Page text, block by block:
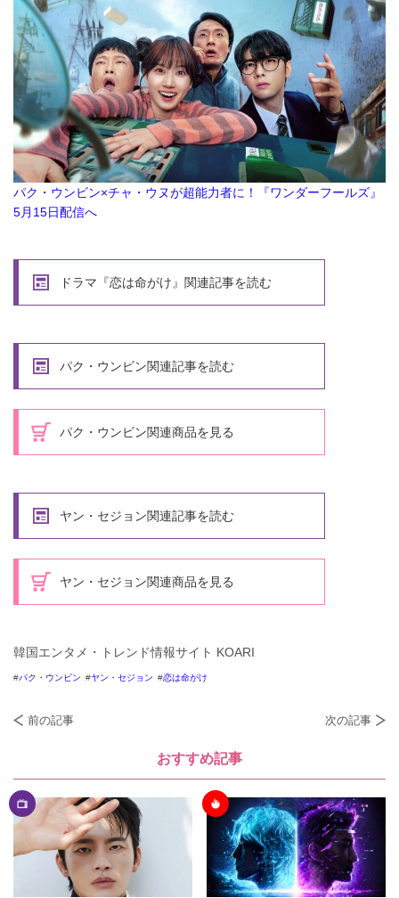
パク・ウンビン×チャ・ウヌが超能力者に！『ワンダーフールズ』
5月15日配信へ
ドラマ『恋は命がけ』関連記事を読む
パク・ウンビン関連記事を読む
パク・ウンビン関連商品を見る
ヤン・セジョン関連記事を読む
ヤン・セジョン関連商品を見る
韓国エンタメ・トレンド情報サイト KOARI
パク・ウンビン ヤン・セジョン 恋は命がけ
前の記事 次の記事
おすすめ記事